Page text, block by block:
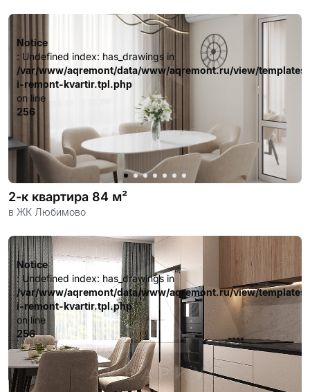
довольных клиентов.
Notice
: Undefined index: has_drawings in
/var/www/aqremont/data/www/aqremont.ru/view/
i-remont-kvartir.tpl.php
on line
256
2-к квартира 84 м²
в ЖК Любимово
Notice
: Undefined index: has_drawings in
/var/www/aqremont/data/www/aqremont.ru/view/
i-remont-kvartir.tpl.php
on line
256